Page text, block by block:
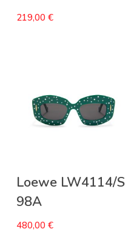
219,00 €
Loewe LW4114/S
98A
480,00 €